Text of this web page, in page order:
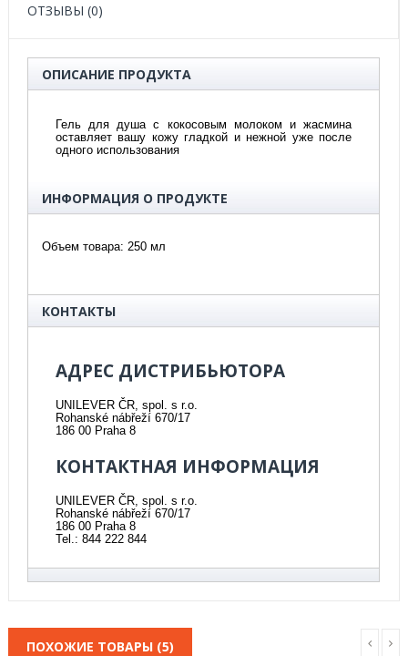
ОТЗЫВЫ (0)
ОПИСАНИЕ ПРОДУКТА
Гель для душа с кокосовым молоком и жасмина
оставляет вашу кожу гладкой и нежной уже после
одного использования
ИНФОРМАЦИЯ О ПРОДУКТЕ
Объем товара: 250 мл
КОНТАКТЫ
АДРЕС ДИСТРИБЬЮТОРА
UNILEVER ČR, spol. s r.o.
Rohanské nábřeží 670/17
186 00 Praha 8
КОНТАКТНАЯ ИНФОРМАЦИЯ
UNILEVER ČR, spol. s r.o.
Rohanské nábřeží 670/17
186 00 Praha 8
Tel.: 844 222 844
ПОХОЖИЕ ТОВАРЫ (5)